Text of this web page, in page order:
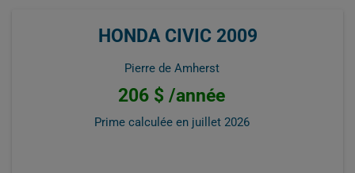
HONDA CIVIC 2009
Pierre de Amherst
206 $ /année
Prime calculée en juillet 2026